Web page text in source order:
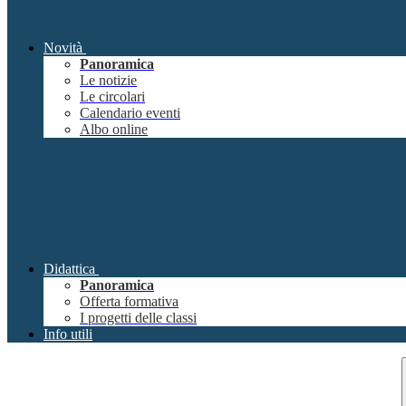
Novità
Panoramica
Le notizie
Le circolari
Calendario eventi
Albo online
Didattica
Panoramica
Offerta formativa
I progetti delle classi
Info utili